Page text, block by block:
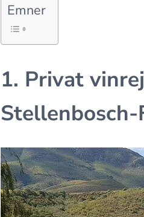
Emner
1. Privat